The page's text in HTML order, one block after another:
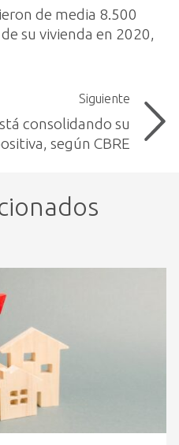
de media 8.500
su vivienda en 2020,
Siguiente
consolidando su
según CBRE